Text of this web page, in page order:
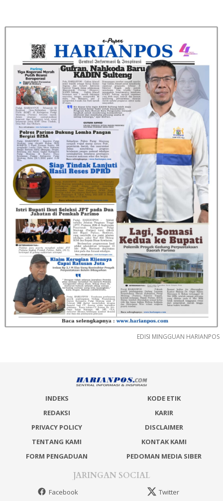
EDISI MINGGUAN HARIANPOS
INDEKS
KODE ETIK
REDAKSI
KARIR
PRIVACY POLICY
DISCLAIMER
TENTANG KAMI
KONTAK KAMI
FORM PENGADUAN
PEDOMAN MEDIA SIBER
JARINGAN SOCIAL
Facebook Twitter